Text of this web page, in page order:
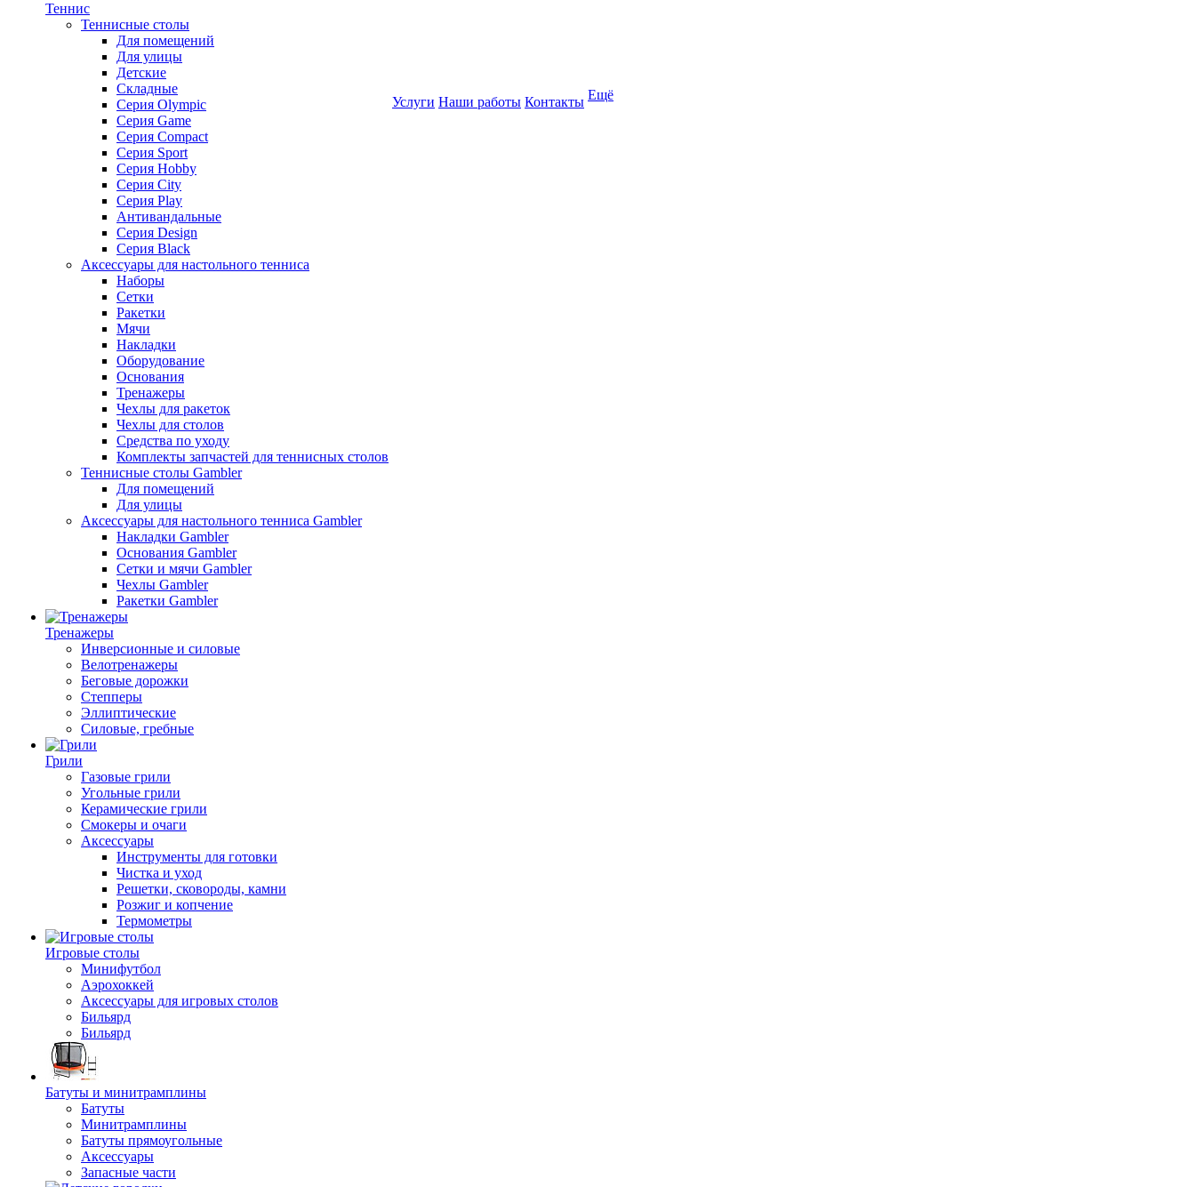
Теннис
Теннисные столы
Для помещений
Для улицы
Детские
Складные
Серия Olympic
Серия Game
Серия Compact
Серия Sport
Серия Hobby
Серия City
Серия Play
Антивандальные
Серия Design
Серия Black
Аксессуары для настольного тенниса
Наборы
Сетки
Ракетки
Мячи
Накладки
Оборудование
Основания
Тренажеры
Чехлы для ракеток
Чехлы для столов
Средства по уходу
Комплекты запчастей для теннисных столов
Теннисные столы Gambler
Для помещений
Для улицы
Аксессуары для настольного тенниса Gambler
Накладки Gambler
Основания Gambler
Сетки и мячи Gambler
Чехлы Gambler
Ракетки Gambler
Тренажеры
Инверсионные и силовые
Велотренажеры
Беговые дорожки
Степперы
Эллиптические
Силовые, гребные
Грили
Газовые грили
Угольные грили
Керамические грили
Смокеры и очаги
Аксессуары
Инструменты для готовки
Чистка и уход
Решетки, сковороды, камни
Розжиг и копчение
Термометры
Игровые столы
Минифутбол
Аэрохоккей
Аксессуары для игровых столов
Бильяpд
Бильяpд
Батуты и минитрамплины
Батуты
Минитрамплины
Батуты прямоугольные
Аксессуары
Запасные части
Услуги Наши работы Контакты Ещё